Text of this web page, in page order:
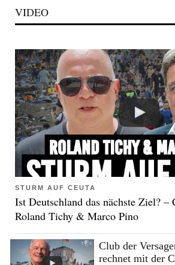
VIDEO
STURM AUF CEUTA
Ist Deutschland das nächste Ziel? –
Roland Tichy & Marco Pino
Club der
rechnet mit der